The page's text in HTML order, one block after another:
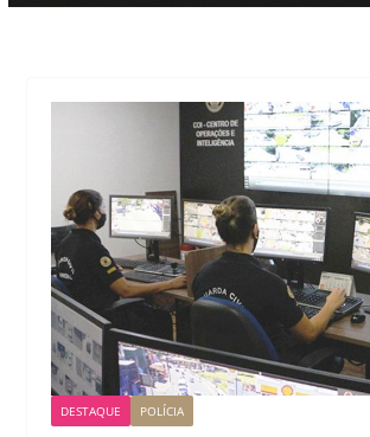
DESTAQUE POLÍCIA